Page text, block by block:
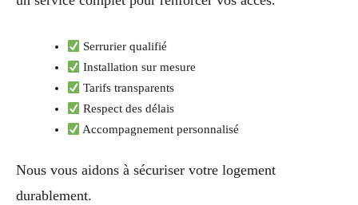
Serrurier qualifié
Installation sur mesure
Tarifs transparents
Respect des délais
Accompagnement personnalisé
Nous vous aidons à sécuriser votre logement
durablement.